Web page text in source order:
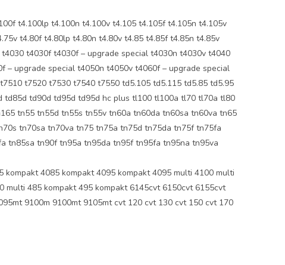
t4.100lp t4.100n t4.100v t4.105 t4.105f t4.105n t4.105v
t4.80f t4.80lp t4.80n t4.80v t4.85 t4.85f t4.85n t4.85v
t4030f t4030f – upgrade special t4030n t4030v t4040
upgrade special t4050n t4050v t4060f – upgrade special
t7520 t7530 t7540 t7550 td5.105 td5.115 td5.85 td5.95
td90d td95d td95d hc plus tl100 tl100a tl70 tl70a tl80
tn55 tn55d tn55s tn55v tn60a tn60da tn60sa tn60va tn65
tn70sa tn70va tn75 tn75a tn75d tn75da tn75f tn75fa
tn85sa tn90f tn95a tn95da tn95f tn95fa tn95na tn95va
4085 kompakt 4095 kompakt 4095 multi 4100 multi
485 kompakt 495 kompakt 6145cvt 6150cvt 6155cvt
9100m 9100mt 9105mt cvt 120 cvt 130 cvt 150 cvt 170